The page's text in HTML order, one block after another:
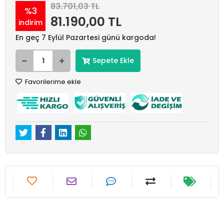
%3
indirim
83.701,03 TL
81.190,00 TL
En geç 7 Eylül Pazartesi günü kargoda!
Sepete Ekle
Favorilerime ekle